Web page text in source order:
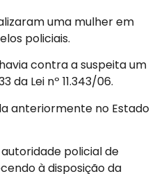
uma mulher em
policiais.
contra a suspeita um
Lei nº 11.343/06.
anteriormente no Estado
policial de
à disposição da